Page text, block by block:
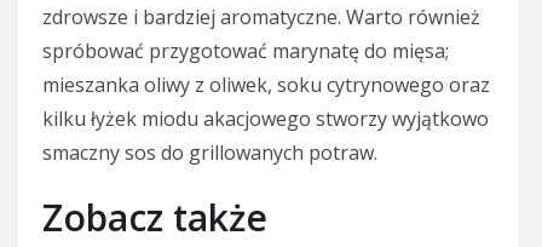
zdrowsze i bardziej aromatyczne. Warto również
spróbować przygotować marynatę do mięsa;
mieszanka oliwy z oliwek, soku cytrynowego oraz
kilku łyżek miodu akacjowego stworzy wyjątkowo
smaczny sos do grillowanych potraw.
Zobacz także